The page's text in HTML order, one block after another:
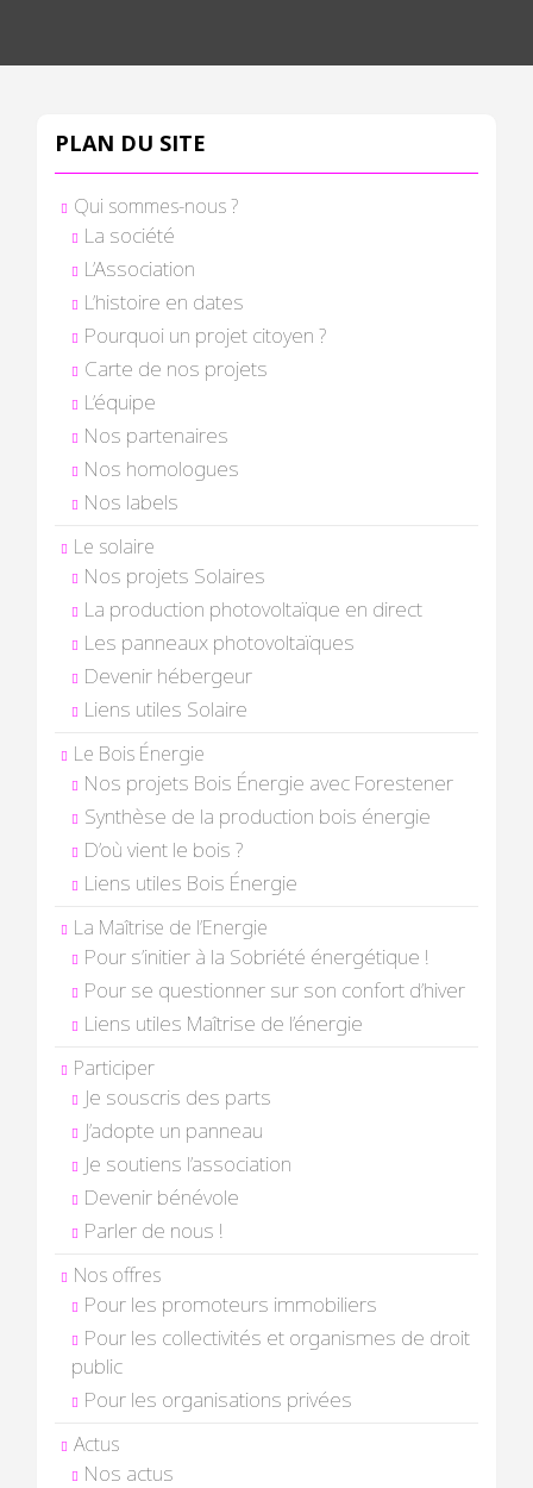
PLAN DU SITE
Qui sommes-nous ?
La société
L’Association
L’histoire en dates
Pourquoi un projet citoyen ?
Carte de nos projets
L’équipe
Nos partenaires
Nos homologues
Nos labels
Le solaire
Nos projets Solaires
La production photovoltaïque en direct
Les panneaux photovoltaïques
Devenir hébergeur
Liens utiles Solaire
Le Bois Énergie
Nos projets Bois Énergie avec Forestener
Synthèse de la production bois énergie
D’où vient le bois ?
Liens utiles Bois Énergie
La Maîtrise de l’Energie
Pour s’initier à la Sobriété énergétique !
Pour se questionner sur son confort d’hiver
Liens utiles Maîtrise de l’énergie
Participer
Je souscris des parts
J’adopte un panneau
Je soutiens l’association
Devenir bénévole
Parler de nous !
Nos offres
Pour les promoteurs immobiliers
Pour les collectivités et organismes de droit
public
Pour les organisations privées
Actus
Nos actus